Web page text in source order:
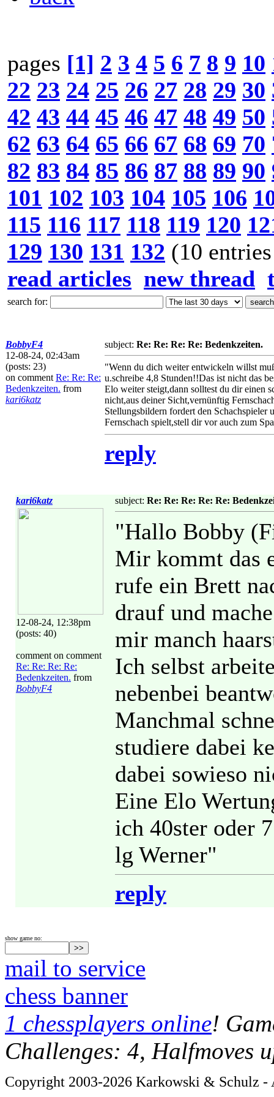
pages [1] 2 3 4 5 6 7 8 9 10
22 23 24 25 26 27 28 29 30
42 43 44 45 46 47 48 49 50
62 63 64 65 66 67 68 69 70
82 83 84 85 86 87 88 89 90
101 102 103 104 105 106
115 116 117 118 119 120
129 130 131 132 (10
read articles new thread
search for:
BobbyF4
12-08-24, 02:43am
(posts: 23)
on comment Re: Re: Re:
Bedenkzeiten. from
kari6katz
subject: Re: Re: Re: Re: Bedenkzeiten.
"Wenn du dich weiter entwickeln willst
u.schreibe 4,8 Stunden!!Das ist nicht das
Elo weiter steigt,dann solltest du dir einen
nicht,aus deiner Sicht,vernünftig
Stellungsbildern fordert den
Fernschach spielt,stell dir vor auch zum
reply
kari6katz
12-08-24, 12:38pm
(posts: 40)
comment on comment
Re: Re: Re: Re:
Bedenkzeiten. from
BobbyF4
subject: Re: Re: Re: Re: Re:
"Hallo Bobby
Mir kommt das
rufe ein Brett
drauf und
mir manch
Ich selbst
nebenbei
Manchmal
studiere dabei
dabei sowieso
Eine Elo
ich 40ster oder
lg Werner"
reply
show game no:
mail to service
chess banner
1 chessplayers online!
Challenges: 4, Halfmoves
Copyright 2003-2026 Karkowski & Schulz